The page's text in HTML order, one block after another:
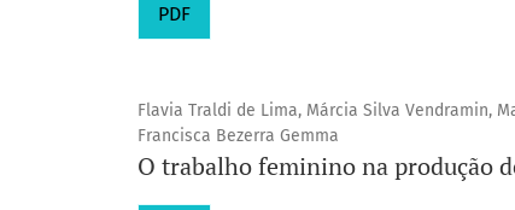
PDF
Flavia Traldi de Lima, Márcia Silva Vendramin,
Francisca Bezerra Gemma
O trabalho feminino na produção